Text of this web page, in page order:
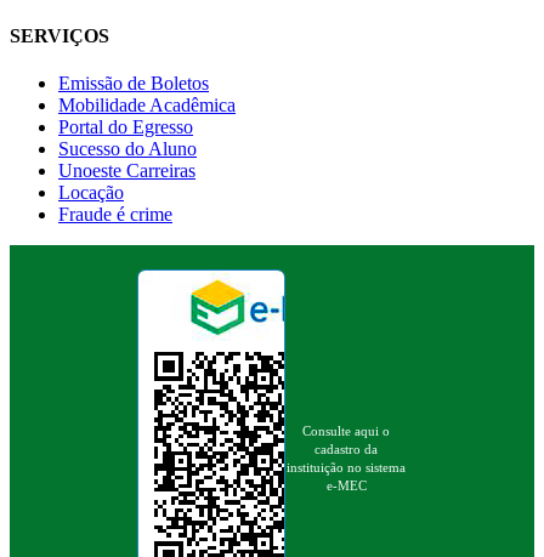
SERVIÇOS
Emissão de Boletos
Mobilidade Acadêmica
Portal do Egresso
Sucesso do Aluno
Unoeste Carreiras
Locação
Fraude é crime
Consulte aqui o
cadastro da
instituição no sistema
e-MEC